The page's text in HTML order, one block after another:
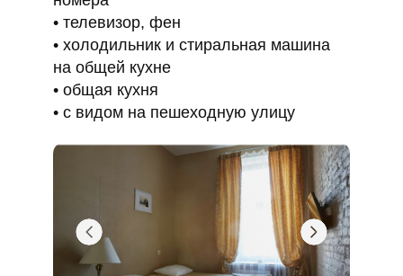
телевизор, фен
холодильник и стиральная машина
на общей кухне
общая кухня
с видом на пешеходную улицу